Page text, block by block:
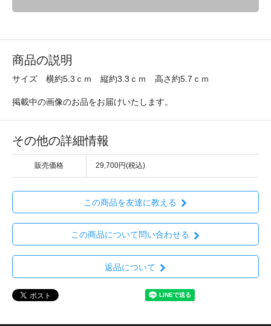
商品の説明
サイズ 横約5.3ｃｍ 縦約3.3ｃｍ 高さ約5.7ｃｍ
掲載中の画像のお品をお届けいたします。
その他の詳細情報
販売価格 29,700円(税込)
この商品を友達に教える
この商品について問い合わせる
返品について